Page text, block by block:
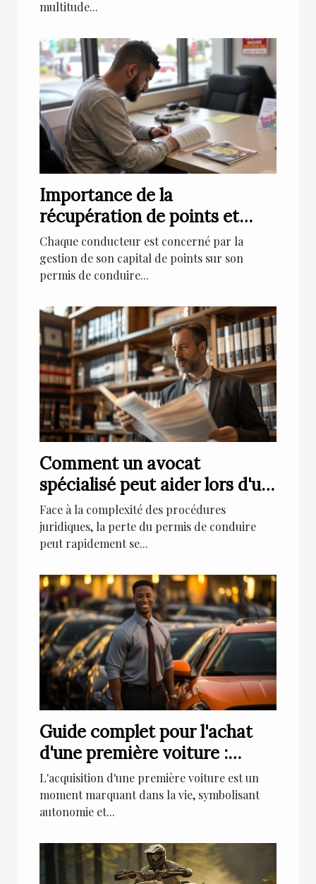
multitude...
Importance de la
récupération de points et
comment y procéder
Chaque conducteur est concerné par la
gestion de son capital de points sur son
permis de conduire...
Comment un avocat
spécialisé peut aider lors d'un
retrait de permis de conduire
Face à la complexité des procédures
juridiques, la perte du permis de conduire
peut rapidement se...
Guide complet pour l'achat
d'une première voiture :
Critères et conseils pour
jeunes conducteurs
L'acquisition d'une première voiture est un
moment marquant dans la vie, symbolisant
autonomie et...